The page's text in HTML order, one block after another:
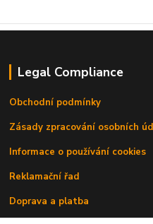
Legal Compliance
Obchodní podmínky
Zásady zpracování osobních
Informace o používání cookies
Reklamační řad
Doprava a platba